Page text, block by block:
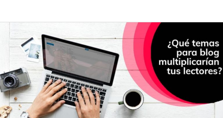
temas
multiplicarían
tus
lectores?